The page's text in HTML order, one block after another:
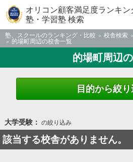
オリコン顧客満足度ランキン
塾・学習塾 検索
塾、スクールのランキング・比較 校舎検索
的場町周辺の校舎一覧
的場町周辺
目的から絞
大学受験： の絞り込み
該当する校舎がありません。